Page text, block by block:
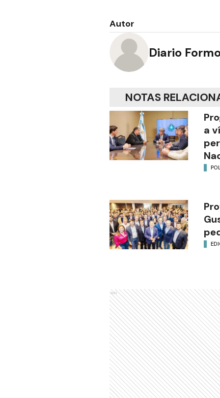
Autor
Diario
NOTAS
a
Ads